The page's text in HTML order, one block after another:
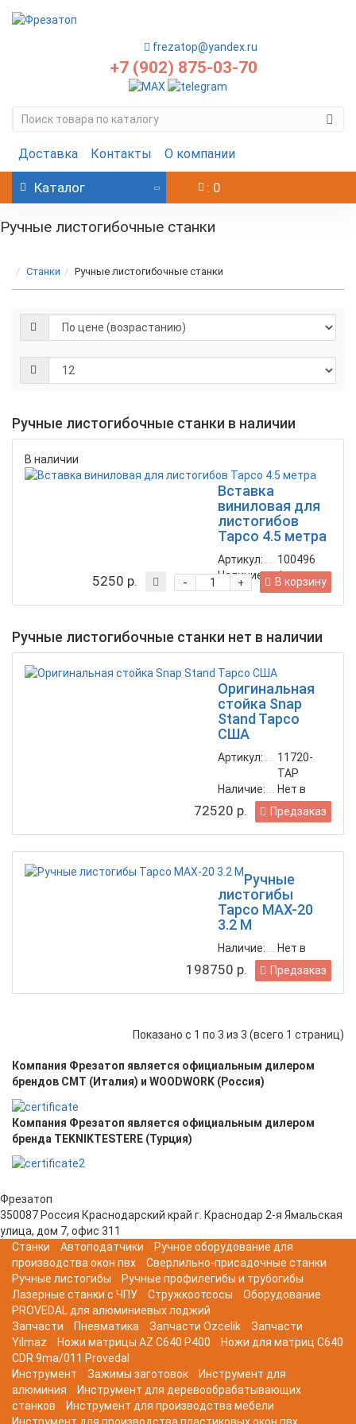
frezatop@yandex.ru
+7 (902) 875-03-70
Доставка Контакты О компании
Каталог : 0
Ручные листогибочные станки
Станки Ручные листогибочные станки
Ручные листогибочные станки в наличии
В наличии
Вставка
виниловая для
листогибов
Tapco 4.5 метра
Артикул:
100496
Наличие:
1шт.
5250 р. +
- В корзину
Ручные листогибочные станки нет в наличии
Оригинальная
стойка Snap
Stand Tapco
США
Артикул:
11720-
TAP
Наличие:
Нет в
наличии
72520 р. Предзаказ
Ручные
листогибы
Tapco MAX-20
3.2 M
Наличие:
Нет в
наличии
198750 р. Предзаказ
Показано с 1 по 3 из 3 (всего 1 страниц)
Компания Фрезатоп является официальным дилером
брендов CMT (Италия) и WOODWORK (Россия)
Компания Фрезатоп является официальным дилером
бренда TEKNIKTESTERE (Турция)
Фрезатоп
350087 Россия Краснодарский край г. Краснодар 2-я Ямальская
улица, дом 7, офис 311
Станки
Автоподатчики
Ручное оборудование для
производства окон пвх
Сверлильно-присадочные станки
Ручные листогибы
Ручные профилегибы и трубогибы
Лазерные станки с ЧПУ
Стружкоотсосы
Оборудование
PROVEDAL для алюминиевых лоджий
Запчасти
Пневматика Запчасти Ozcelik
Запчасти
Yilmaz
Ножи матрицы AZ C640 P400
Ножи для матриц C640
CDR 9ma/011 Provedal
Инструмент
Зажимы заготовок
Инструмент для
алюминия
Инструмент для деревообрабатывающих
станков
Инструмент для производства мебели